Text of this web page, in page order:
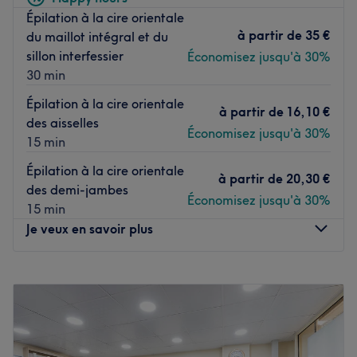
L’équipe :
Minh et son équipe sont aux petits soins.
Nos coups de cœur :
L’atmosphère : Une ambiance relaxante et décontractée.
Les spécialités de l’établissement : Les épilations au
sucre, les beautés des mains et des pieds, les massages
et soins.
Épilation à la cire orientale
du maillot intégral et du
sillon interfessier
30 min
à partir de 35 €
Économisez jusqu'à 30%
Épilation à la cire orientale
des aisselles
15 min
à partir de 16,10 €
Économisez jusqu'à 30%
Épilation à la cire orientale
des demi-jambes
15 min
à partir de 20,30 €
Économisez jusqu'à 30%
Je veux en savoir plus
10:00 –
Mercredi
10:00
20:00
Vendredi
10:00